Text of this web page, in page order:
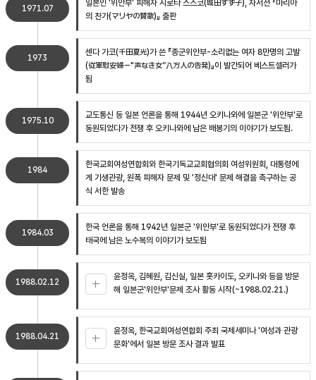
1971.07
일본인 '위안부' 피해자 시로타 스즈코(城田すず子), 자서전 『마리아
의 찬가(マリヤの賛歌)』 출판
1973
센다 가코(千田夏光)가 쓴 『종군위안부-소리없는 여자 8만명의 고발
(従軍慰安婦－"声なき女”八万人の告発)』이 발간되어 베스트셀러가
됨
1975.10
교도통신 등 일본 언론을 통해 1944년 오키나와에 일본군 '위안부'로
동원되었다가 전쟁 후 오키나와에 남은 배봉기의 이야기가 보도됨.
1984
한국교회여성연합회와 한국기독교교회협의회 여성위원회, 대통령에
게 기생관광, 원폭 피해자 문제 및 '정신대' 문제 해결을 촉구하는 공
식 서한 발송
1984.03
한국 언론을 통해 1942년 일본군 '위안부'로 동원되었다가 전쟁 후
태국에 남은 노수복의 이야기가 보도됨
1988.02.12
윤정옥, 김혜원, 김신실, 일본 홋카이도, 오키나와 등을 방문
해 일본군'위안부'문제 조사 활동 시작(~1988.02.21.)
1988.04.21
윤정옥, 한국교회여성연합회 주최 국제세미나 '여성과 관광
문화'에서 일본 방문 조사 결과 발표